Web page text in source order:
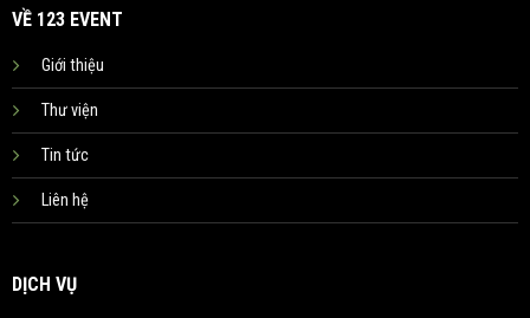
VỀ 123 EVENT
Giới thiệu
Thư viện
Tin tức
Liên hệ
DỊCH VỤ